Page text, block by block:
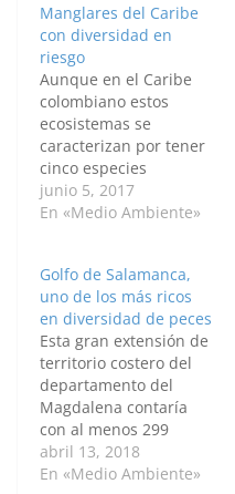
Manglares del Caribe
con diversidad en
riesgo
Aunque en el Caribe
colombiano estos
ecosistemas se
caracterizan por tener
cinco especies
dominantes, se
encontró que sí existen
forma como se
agrupan dichas
especies, aunque la
mayoría ha tenido
intervención humana.
Así lo explica Denisse
Viviana Cortés Castillo,
candidata a doctora
en…
junio 5, 2017
En «Medio Ambiente»
Golfo de Salamanca,
uno de los más ricos
en diversidad de peces
Esta gran extensión de
territorio costero del
departamento del
Magdalena contaría
con al menos 299
especies de peces,
aunque la diversidad
abril 13, 2018
En «Medio Ambiente»